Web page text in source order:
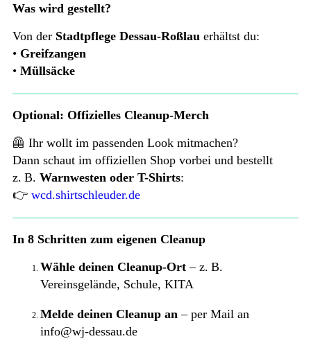
Was wird gestellt?
Von der Stadtpflege Dessau-Roßlau erhältst du:
• Greifzangen
• Müllsäcke
Optional: Offizielles Cleanup-Merch
🦺 Ihr wollt im passenden Look mitmachen?
Dann schaut im offiziellen Shop vorbei und bestellt
z. B. Warnwesten oder T-Shirts:
👉 wcd.shirtschleuder.de
In 8 Schritten zum eigenen Cleanup
Wähle deinen Cleanup-Ort – z. B.
Vereinsgelände, Schule, KITA
Melde deinen Cleanup an – per Mail an
info@wj-dessau.de